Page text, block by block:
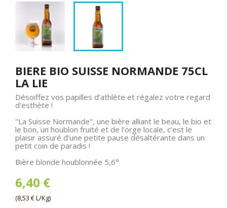
BIERE BIO SUISSE NORMANDE 75CL
LA LIE
Désoiffez vos papilles d’athlète et régalez votre regard
d’esthète !
"La Suisse Normande", une bière alliant le beau, le bio et
le bon, un houblon fruité et de l’orge locale, c’est le
plaisir assuré d’une petite pause désaltérante dans un
petit coin de paradis !
Bière blonde houblonnée 5,6°
6,40 €
(8,53 € L/Kg)